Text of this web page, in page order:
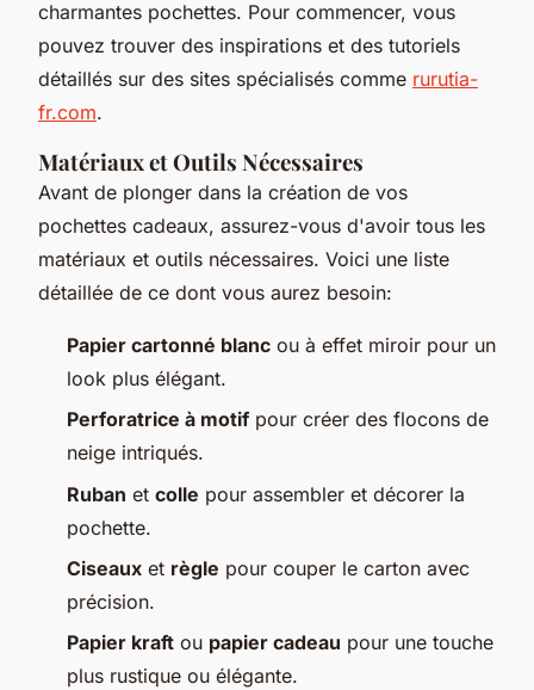
charmantes pochettes. Pour commencer, vous
pouvez trouver des inspirations et des tutoriels
détaillés sur des sites spécialisés comme rurutia-
fr.com.
Matériaux et Outils Nécessaires
Avant de plonger dans la création de vos
pochettes cadeaux, assurez-vous d'avoir tous les
matériaux et outils nécessaires. Voici une liste
détaillée de ce dont vous aurez besoin:
Papier cartonné blanc ou à effet miroir pour un
look plus élégant.
Perforatrice à motifpour créer des flocons de
neige intriqués.
Ruban et colle pour assembler et décorer la
pochette.
Ciseaux et règle pour couper le carton avec
précision.
Papier kraft ou papier cadeau pour une touche
plus rustique ou élégante.